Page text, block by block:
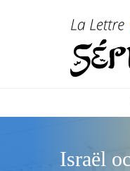
Israël